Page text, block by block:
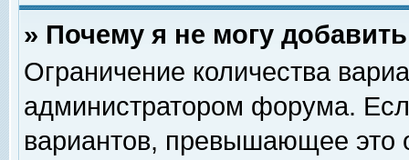
» Почему я не могу
Ограничение количества
администратором форума.
вариантов, превышающее это